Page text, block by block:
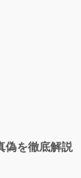
偽を徹底解説